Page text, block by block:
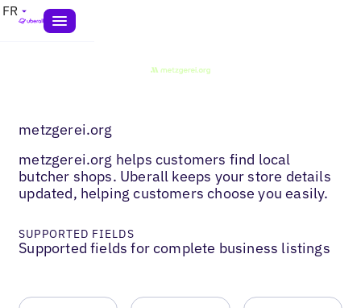
FR
metzgerei.org
metzgerei.org helps customers find local
butcher shops. Uberall keeps your store details
updated, helping customers choose you easily.
SUPPORTED FIELDS
Supported fields for complete business listings